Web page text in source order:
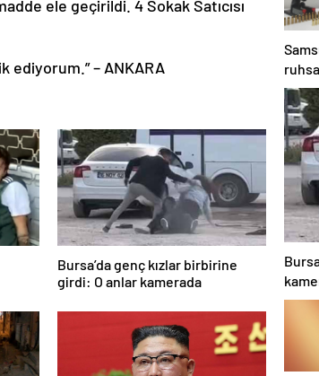
ele geçirildi. 4 Sokak Satıcısı
ediyorum.” – ANKARA
Bursa’da genç kızlar birbirine
girdi: O anlar kamerada